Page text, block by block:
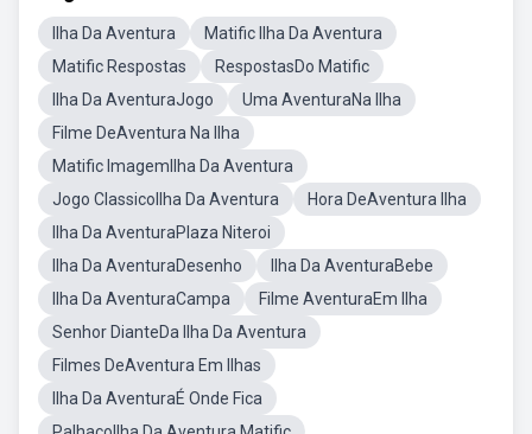
Ilha Da Aventura
Matific Ilha Da Aventura
Matific Respostas
RespostasDo Matific
Ilha Da AventuraJogo
Uma AventuraNa Ilha
Filme DeAventura Na Ilha
Matific ImagemIlha Da Aventura
Jogo ClassicoIlha Da Aventura
Hora DeAventura Ilha
Ilha Da AventuraPlaza Niteroi
Ilha Da AventuraDesenho
Ilha Da AventuraBebe
Ilha Da AventuraCampa
Filme AventuraEm Ilha
Senhor DianteDa Ilha Da Aventura
Filmes DeAventura Em Ilhas
Ilha Da AventuraÉ Onde Fica